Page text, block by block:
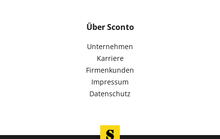
Über Sconto
Unternehmen
Karriere
Firmenkunden
Impressum
Datenschutz